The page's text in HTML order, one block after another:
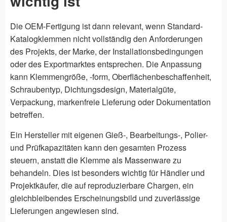
Die OEM-Fertigung ist dann relevant, wenn Standard-
Katalogklemmen nicht vollständig den Anforderungen
des Projekts, der Marke, der Installationsbedingungen
oder des Exportmarktes entsprechen. Die Anpassung
kann Klemmengröße, -form, Oberflächenbeschaffenheit,
Schraubentyp, Dichtungsdesign, Materialgüte,
Verpackung, markenfreie Lieferung oder Dokumentation
betreffen.
Ein Hersteller mit eigenen Gieß-, Bearbeitungs-, Polier-
und Prüfkapazitäten kann den gesamten Prozess
steuern, anstatt die Klemme als Massenware zu
behandeln. Dies ist besonders wichtig für Händler und
Projektkäufer, die auf reproduzierbare Chargen, ein
gleichbleibendes Erscheinungsbild und zuverlässige
Lieferungen angewiesen sind.